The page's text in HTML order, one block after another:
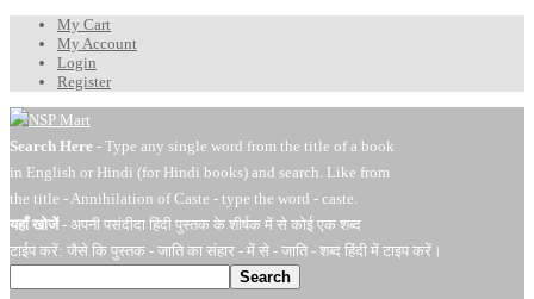
My Cart
My Account
Login
Register
Search Here - Type any single word from the title of a book
in English or Hindi (for Hindi books) and search. Like from
the title - Annihilation of Caste - type the word - caste.
यहाँ खोजें- अपनी पसंदीदा हिंदी पुस्तक के शीर्षक में से कोई एक शब्द
टाईप करें: जैसे कि पुस्तक - जाति का संहार - में से - जाति - शब्द हिंदी में टाइप करें।
Search